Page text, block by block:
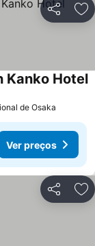
Partilhar
Kanko Hotel
de Osaka
Ver preços
Partilhar